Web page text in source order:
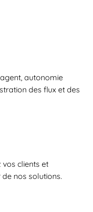
autonomie
des flux et des
vos clients et
nos solutions.